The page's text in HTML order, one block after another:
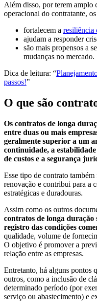
Além disso, por terem amplo
operacional do contratante,
fortalecem a resiliência
ajudam a responder
são mais propensos a
mudanças no mercado.
Dica de leitura: “
passos!”
O que são
Os contratos de longa
entre duas ou mais
geralmente superior a um
continuidade, a
de custos e a segurança
Esse tipo de contrato
renovação e contribui para a
estratégicas e duradouras.
Assim como os outros
contratos de longa
registro das condições
qualidade, volume de
O objetivo é promover a
relação entre as empresas.
Entretanto, há alguns pontos
outros, como a inclusão de
determinado período (por
serviço ou abastecimento) e